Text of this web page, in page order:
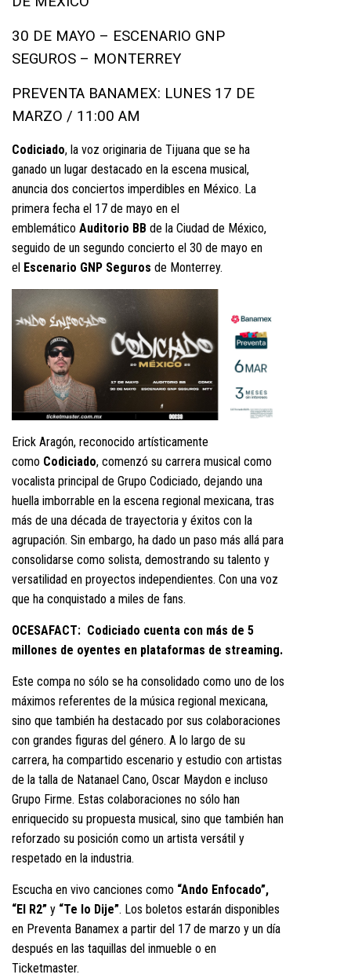
30 DE MAYO – ESCENARIO GNP
SEGUROS – MONTERREY
PREVENTA BANAMEX: LUNES 17 DE
MARZO / 11:00 AM
Codiciado, la voz originaria de Tijuana que se ha
ganado un lugar destacado en la escena musical,
anuncia dos conciertos imperdibles en México. La
primera fecha el 17 de mayo en el
emblemático Auditorio BB de la Ciudad de México,
seguido de un segundo concierto el 30 de mayo en
el Escenario GNP Seguros de Monterrey.
Erick Aragón, reconocido artísticamente
como Codiciado, comenzó su carrera musical como
vocalista principal de Grupo Codiciado, dejando una
huella imborrable en la escena regional mexicana, tras
más de una década de trayectoria y éxitos con la
agrupación. Sin embargo, ha dado un paso más allá para
consolidarse como solista, demostrando su talento y
versatilidad en proyectos independientes. Con una voz
que ha conquistado a miles de fans.
OCESAFACT: Codiciado cuenta con más de 5
millones de oyentes en plataformas de streaming.
Este compa no sólo se ha consolidado como uno de los
máximos referentes de la música regional mexicana,
sino que también ha destacado por sus colaboraciones
con grandes figuras del género. A lo largo de su
carrera, ha compartido escenario y estudio con artistas
de la talla de Natanael Cano, Oscar Maydon e incluso
Grupo Firme. Estas colaboraciones no sólo han
enriquecido su propuesta musical, sino que también han
reforzado su posición como un artista versátil y
respetado en la industria.
Escucha en vivo canciones como “Ando Enfocado”,
“El R2” ​y “Te lo Dije”. Los boletos estarán disponibles
en Preventa Banamex a partir del 17 de marzo y un día
después en las taquillas del inmueble o en
Ticketmaster.